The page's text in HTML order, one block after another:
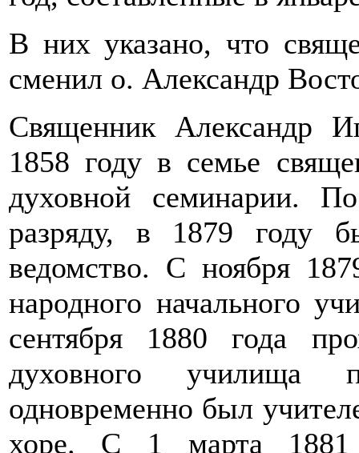
В них указано, что
сменил о. Александр
Священник Александр
1858 году в семье
духовной семинарии.
разряду, в 1879 году
ведомство. С ноября
народного начального
сентября 1880 года
духовного
одновременно был
хоре. С 1 марта 1881